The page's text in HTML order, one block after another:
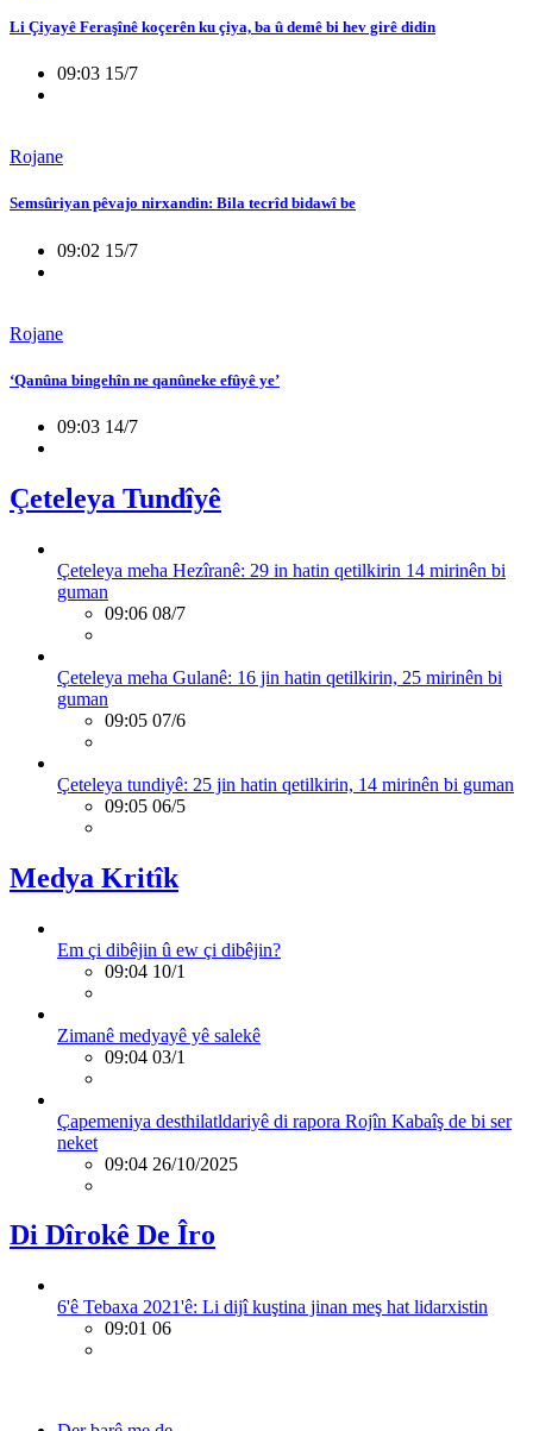
Li Çiyayê Feraşînê koçerên ku çiya, ba û demê bi hev girê didin
09:03 15/7
Rojane
Semsûriyan pêvajo nirxandin: Bila tecrîd bidawî be
09:02 15/7
Rojane
‘Qanûna bingehîn ne qanûneke efûyê ye’
09:03 14/7
Çeteleya Tundîyê
Çeteleya meha Hezîranê: 29 in hatin qetilkirin 14 mirinên bi
guman
09:06 08/7
Çeteleya meha Gulanê: 16 jin hatin qetilkirin, 25 mirinên bi
guman
09:05 07/6
Çeteleya tundiyê: 25 jin hatin qetilkirin, 14 mirinên bi guman
09:05 06/5
Medya Kritîk
Em çi dibêjin û ew çi dibêjin?
09:04 10/1
Zimanê medyayê yê salekê
09:04 03/1
Çapemeniya desthilatldariyê di rapora Rojîn Kabaîş de bi ser
neket
09:04 26/10/2025
Di Dîrokê De Îro
6'ê Tebaxa 2021'ê: Li dijî kuştina jinan meş hat lidarxistin
09:01 06